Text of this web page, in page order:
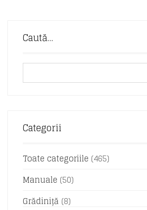
Caută…
Categorii
Toate categoriile (465)
Manuale (50)
Grădiniță (8)